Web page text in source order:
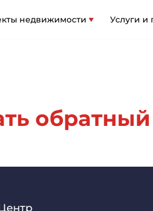
недвижимости Услуги и
обратный